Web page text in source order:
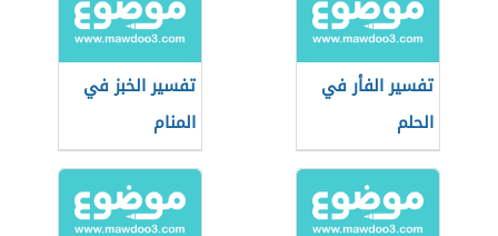
تفسير الفأر في
الحلم
تفسير الخبز في
المنام